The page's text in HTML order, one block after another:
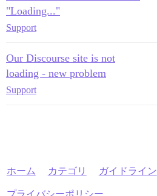
"Loading..."
Support
Our Discourse site is not
loading - new problem
Support
ホーム カテゴリ ガイドライン